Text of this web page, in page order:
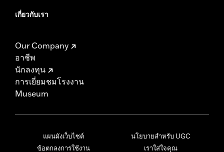
เกี่ยวกับเรา
Our Company
อาชีพ
นักลงทุน
การเยี่ยมชมโรงงาน
Museum
แผนผังเว็บไซต์
ข้อตกลงการใช้งาน
นโยบายสำหรับ UGC
เราใส่ใจคุณ